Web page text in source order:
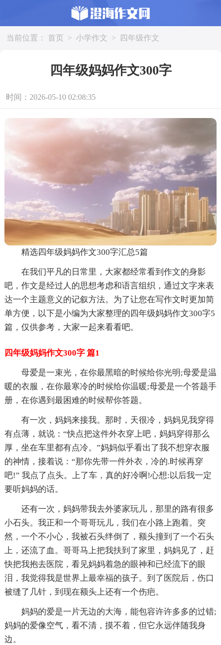
当前位置： 首页 > 小学作文 > 四年级作文
四年级妈妈作文300字
时间：2026-05-10 02:08:35
精选四年级妈妈作文300字汇总5篇
在我们平凡的日常里，大家都经常看到作文的身影
吧，作文是经过人的思想考虑和语言组织，通过文字来表
达一个主题意义的记叙方法。为了让您在写作文时更加简
单方便，以下是小编为大家整理的四年级妈妈作文300字5
篇，仅供参考，大家一起来看看吧。
四年级妈妈作文300字 篇1
母爱是一束光，在你最黑暗的时候给你光明;母爱是温
暖的衣服，在你最寒冷的时候给你温暖;母爱是一个答题手
册，在你遇到最困难的时候帮你答题。
有一次，妈妈来接我。那时，天很冷，妈妈见我穿得
有点薄，就说：“快点把这件外衣穿上吧，妈妈穿得那么
厚，坐在车里都有点冷。”妈妈似乎看出了我不想穿衣服
的神情，接着说：“那你先带一件外衣，冷的.时候再穿
吧!” 我点了点头。上了车，真的好冷啊!心想:以后我一定
要听妈妈的话。
还有一次，妈妈带我去外婆家玩儿，那里的路有很多
小石头。我正和一个哥哥玩儿，我们在小路上跑着。突
然，一个不小心，我被石头绊倒了，额头撞到了一个石头
上，还流了血。哥哥马上把我扶到了家里，妈妈见了，赶
快把我抱去医院，看见妈妈着急的眼神和已经流下的眼
泪，我觉得我是世界上最幸福的孩子。到了医院后，伤口
被缝了几针，到现在额头上还有一个伤疤。
妈妈的爱是一片无边的大海，能包容许许多多的过错;
妈妈的爱像空气，看不清，摸不着，但它永远伴随我身
边。